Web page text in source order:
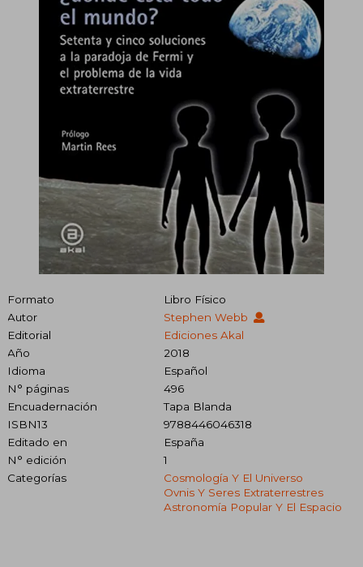
Formato
Libro Físico
Autor
Stephen Webb
Editorial
Ediciones Akal
Año
2018
Idioma
Español
N° páginas
496
Encuadernación
Tapa Blanda
ISBN13
9788446046318
Editado en
España
N° edición
1
Categorías
Cosmología Y El Universo
Ovnis Y Seres Extraterrestres
Astronomía Popular Y El Espacio